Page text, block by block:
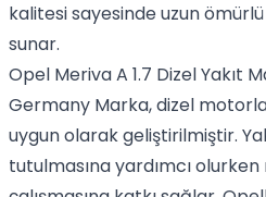
kalitesi sayesinde uzun
sunar.
Opel Meriva A 1.7 Dizel Yakıt
Germany Marka, dizel
uygun olarak geliştirilmiştir.
tutulmasına yardımcı